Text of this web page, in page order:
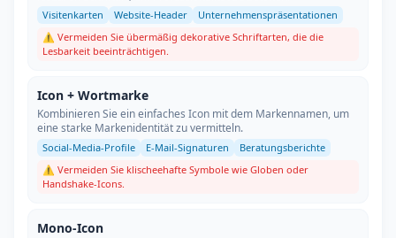
Visitenkarten Website-Header
Unternehmenspräsentationen
⚠️ Vermeiden Sie übermäßig dekorative Schriftarten, die die
Lesbarkeit beeinträchtigen.
Icon + Wortmarke
Kombinieren Sie ein einfaches Icon mit dem Markennamen, um
eine starke Markenidentität zu vermitteln.
Social-Media-Profile E-Mail-Signaturen
Beratungsberichte
⚠️ Vermeiden Sie klischeehafte Symbole wie Globen oder
Handshake-Icons.
Mono-Icon